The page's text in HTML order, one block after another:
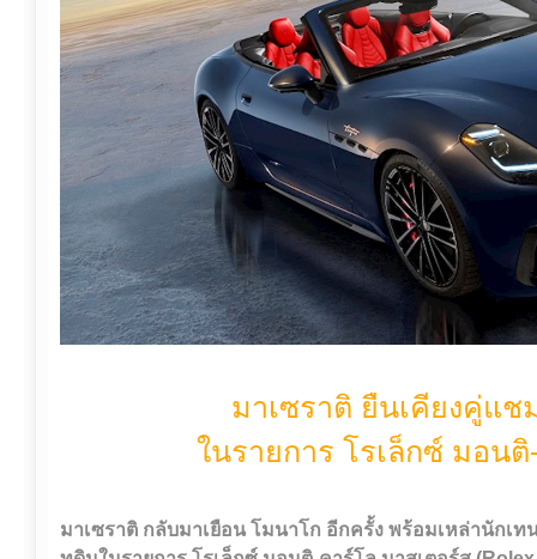
มาเซราติ ยืนเคียงคู่แช
ในรายการ โรเล็กซ์ มอน
มาเซราติ กลับมาเยือน โมนาโก อีกครั้ง พร้อมเหล่านัก